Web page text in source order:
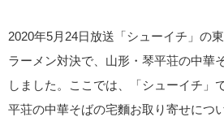
2020年5月24日放送「シューイチ」の
ラーメン対決で、山形・琴平荘の中華
しました。ここでは、「シューイチ」
平荘の中華そばの宅麵お取り寄せにつ